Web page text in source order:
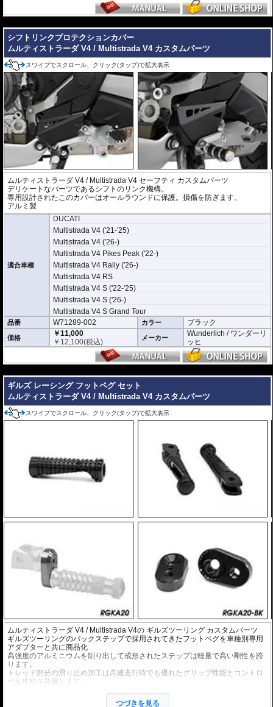
シフトリンクプロテクションカバー
ムルティストラーダ V4 / Multistrada V4 カスタムパーツ
スワイプでスクロール、クリック(タップ)で拡大表示
ムルティストラーダ V4 / Multistrada V4 セーフティ カスタムパーツ
デリケートなパーツであるシフトのリンク機構。
専用設計されたこのカバーはオールラウンドに保護。損傷を防ぎます。
アルミ製
適合車種
DUCATI
Multistrada V4 ('21-'25)
Multistrada V4 ('26-)
Multistrada V4 Pikes Peak ('22-)
Multistrada V4 Rally ('26-)
Multistrada V4 RS
Multistrada V4 S ('22-'25)
Multistrada V4 S ('26-)
Multistrada V4 S Grand Tour
品番 W71289-002 カラー ブラック
価格
￥11,000
￥ 12,100(税込) メーカー
Wunderlich / ワンダーリ
ッヒ
ギルズ レーシング フットペグ セット
ムルティストラーダ V4 / Multistrada V4 カスタムパーツ
スワイプでスクロール、クリック(タップ)で拡大表示
ムルティストラーダ V4 / Multistrada V4の ギルズツーリング カスタムパーツ
ギルズツーリングのバックステップで採用されてきたフットペグを車種別専用
アダプターと共に商品化
高強度のアルミニウムを削り出して成形されたステップは軽量で高い剛性を誇
ります。
トレッド部分の滑り止め加工は高速走行時でも優れたグリップ性能とコントロ
ール性能を発揮します。
オプションの拡張キットを使用することにより、ペグ位置を24ポジションから
つづきを見る